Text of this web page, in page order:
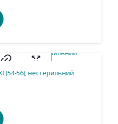
56), нестерильний